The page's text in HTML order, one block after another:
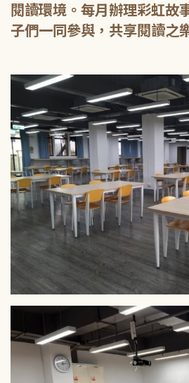
閱讀環境。每月辦理彩虹故
子們一同參與，共享閱讀之